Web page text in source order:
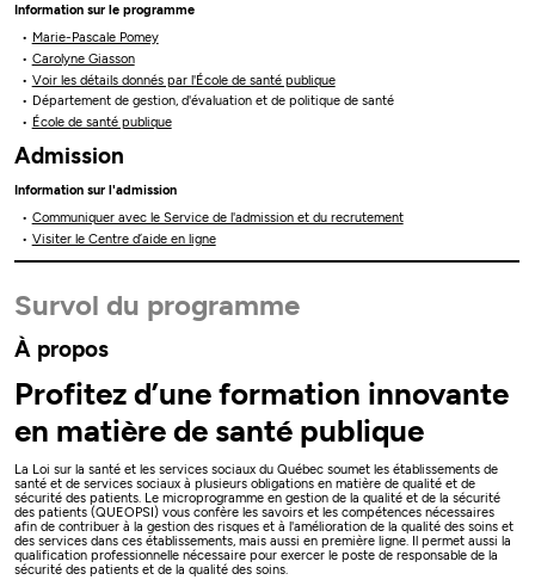
Information sur le programme
Marie-Pascale Pomey
Carolyne Giasson
Voir les détails donnés par l'École de santé publique
Département de gestion, d'évaluation et de politique de santé
École de santé publique
Admission
Information sur l'admission
Communiquer avec le Service de l'admission et du recrutement
Visiter le Centre d’aide en ligne
Survol du programme
À propos
Profitez d’une formation innovante
en matière de santé publique
La Loi sur la santé et les services sociaux du Québec soumet les établissements de
santé et de services sociaux à plusieurs obligations en matière de qualité et de
sécurité des patients. Le microprogramme en gestion de la qualité et de la sécurité
des patients (QUEOPSI) vous confère les savoirs et les compétences nécessaires
afin de contribuer à la gestion des risques et à l'amélioration de la qualité des soins et
des services dans ces établissements, mais aussi en première ligne. Il permet aussi la
qualification professionnelle nécessaire pour exercer le poste de responsable de la
sécurité des patients et de la qualité des soins.